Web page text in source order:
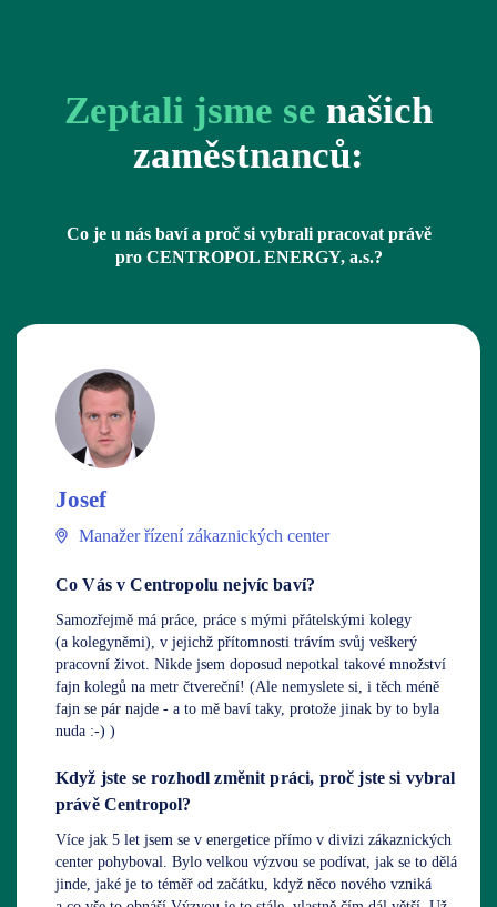
Zeptali jsme se našich
zaměstnanců:
Co je u nás baví a proč si vybrali pracovat právě
pro CENTROPOL ENERGY, a.s.?
Josef
Manažer řízení zákaznických center
Co Vás v Centropolu nejvíc baví?
Samozřejmě má práce, práce s mými přátelskými kolegy
(a kolegyněmi), v jejichž přítomnosti trávím svůj veškerý
pracovní život. Nikde jsem doposud nepotkal takové množství
fajn kolegů na metr čtvereční! (Ale nemyslete si, i těch méně
fajn se pár najde - a to mě baví taky, protože jinak by to byla
nuda :-) )
Když jste se rozhodl změnit práci, proč jste si vybral
právě Centropol?
Více jak 5 let jsem se v energetice přímo v divizi zákaznických
center pohyboval. Bylo velkou výzvou se podívat, jak se to dělá
jinde, jaké je to téměř od začátku, když něco nového vzniká